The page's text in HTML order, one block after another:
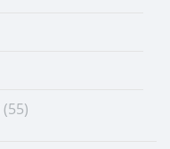
(55)